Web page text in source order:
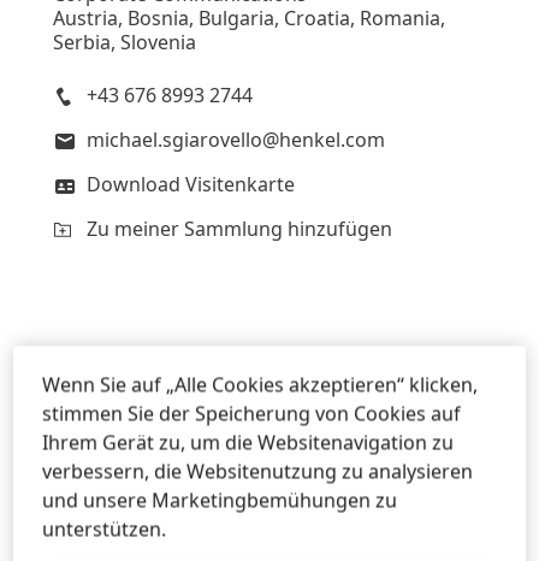
Austria, Bosnia, Bulgaria, Croatia, Romania,
Serbia, Slovenia
+43 676 8993 2744
michael.sgiarovello@henkel.com
Download Visitenkarte
Zu meiner Sammlung hinzufügen
Daniela Sykora
Henkel
Corporate Communications
Brand PR
South East Europe
+43-1-71104-2254
Wenn Sie auf „Alle Cookies akzeptieren“ klicken,
stimmen Sie der Speicherung von Cookies auf
Ihrem Gerät zu, um die Websitenavigation zu
verbessern, die Websitenutzung zu analysieren
und unsere Marketingbemühungen zu
unterstützen.